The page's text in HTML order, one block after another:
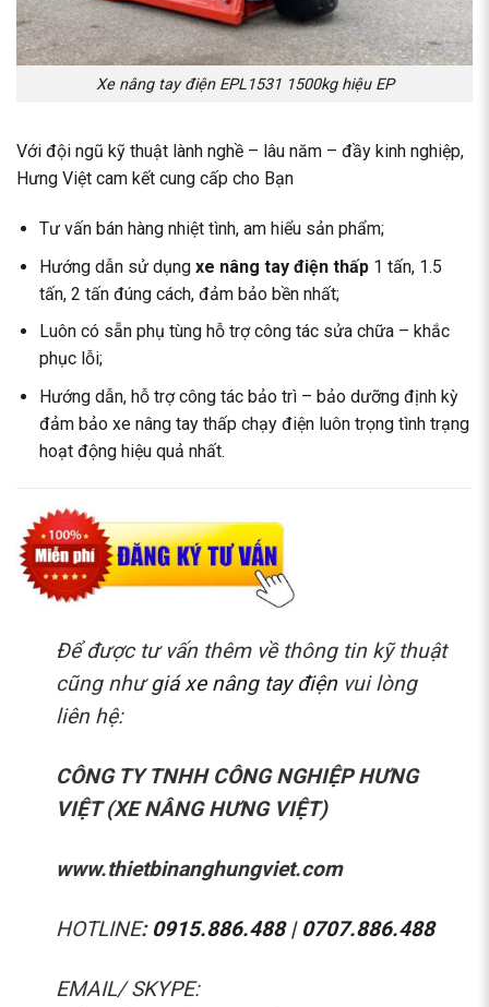
Xe nâng tay điện EPL1531 1500kg hiệu EP
Với đội ngũ kỹ thuật lành nghề – lâu năm – đầy kinh nghiệp,
Hưng Việt cam kết cung cấp cho Bạn
Tư vấn bán hàng nhiệt tình, am hiểu sản phẩm;
Hướng dẫn sử dụng xe nâng tay điện thấp1 tấn, 1.5
tấn, 2 tấn đúng cách, đảm bảo bền nhất;
Luôn có sẵn phụ tùng hỗ trợ công tác sửa chữa – khắc
phục lỗi;
Hướng dẫn, hỗ trợ công tác bảo trì – bảo dưỡng định kỳ
đảm bảo xe nâng tay thấp chạy điện luôn trọng tình trạng
hoạt động hiệu quả nhất.
Để được tư vấn thêm về thông tin kỹ thuật
cũng nhưgiá xe nâng tay điệnvui lòng
liên hệ:
CÔNG TY TNHH CÔNG NGHIỆP HƯNG
VIỆT (XE NÂNG HƯNG VIỆT)
www.thietbinanghungviet.com
HOTLINE: 0915.886.488| 0707.886.488
EMAIL/ SKYPE: